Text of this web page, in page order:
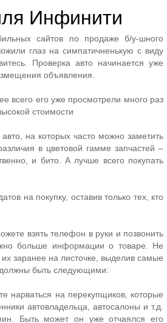
Инфинити
сайтов по продаже б/у-шного
глаз на симпатичненькую с виду
Проверка авто начинается уже
объявления.
всего его уже просмотрели много раз
стоимости
на которых часто можно заметить
в цветовой гамме запчастей –
и бито. А лучше всего покупать
на покупку, оставив только тех, кто
взять телефон в руки и позвонить
больше информации о товаре. Не
заранее на листочке, выделив самые
быть следующими:
нарваться на перекупщиков, которые
автовладельца, автосалоны и т.д.
Быть может он уже отчаялся его